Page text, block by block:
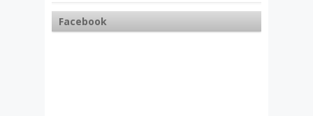
Facebook